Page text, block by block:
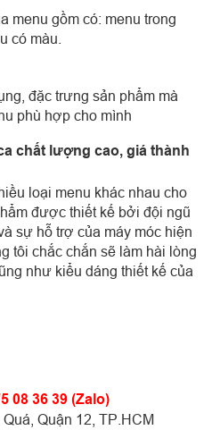
menu gồm có: menu trong
có màu.
đặc trưng sản phẩm mà
phù hợp cho mình
chất lượng cao, giá thành
loại menu khác nhau cho
được thiết kế bởi đội ngũ
sự hỗ trợ của máy móc hiện
tôi chắc chắn sẽ làm hài lòng
như kiểu dáng thiết kế của
08 36 39 (Zalo)
Quận 12, TP.HCM